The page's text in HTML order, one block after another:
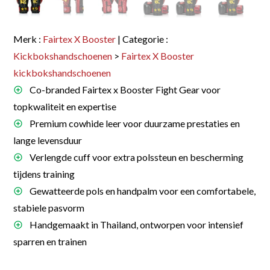
Merk : Fairtex X Booster | Categorie :
Kickbokshandschoenen > Fairtex X Booster
kickbokshandschoenen
Co-branded Fairtex x Booster Fight Gear voor
topkwaliteit en expertise
Premium cowhide leer voor duurzame prestaties en
lange levensduur
Verlengde cuff voor extra polssteun en bescherming
tijdens training
Gewatteerde pols en handpalm voor een comfortabele,
stabiele pasvorm
Handgemaakt in Thailand, ontworpen voor intensief
sparren en trainen